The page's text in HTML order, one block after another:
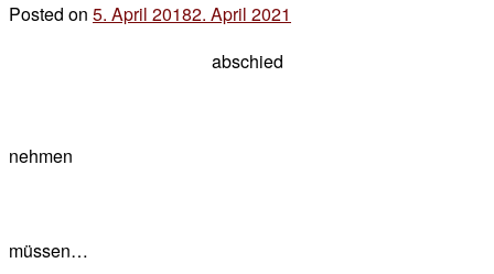
Posted on 5. April 20182. April 2021
abschied
nehmen
müssen…